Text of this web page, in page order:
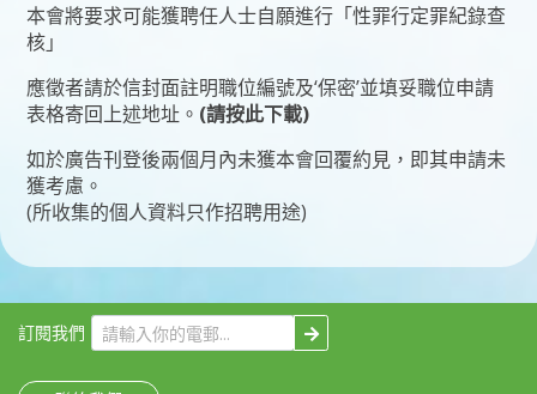
本會將要求可能獲聘任人士自願進行「性罪行定罪紀錄查
核」
應徵者請於信封面註明職位編號及‘保密’並填妥職位申請
表格寄回上述地址。 (請按此下載)
如於廣告刊登後兩個月內未獲本會回覆約見，即其申請未
獲考慮。
(所收集的個人資料只作招聘用途)
訂閱我們